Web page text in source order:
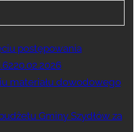
postępowania
materiału dowodowego
Gminy Szydłów za